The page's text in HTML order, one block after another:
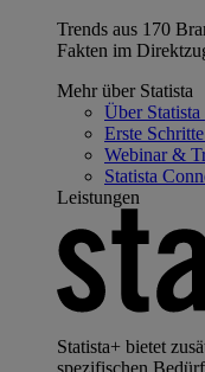
Trends aus 170
Fakten im
Mehr über Statista
Über Statista
Erste
Webinar &
Statista
Leistungen
Statista+ bietet
spezifischen